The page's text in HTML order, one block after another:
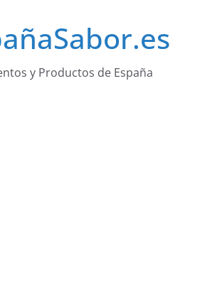
y Productos de España